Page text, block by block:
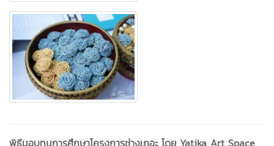
พิธีมอบทุนการศึกษาโครงการช่างเถอะ โดย Yatika Art Space